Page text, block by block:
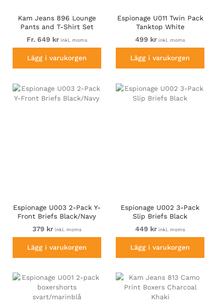
Kam Jeans 896 Lounge
Pants and T-Shirt Set
Navy/Grey
Fr. 649 krinkl. moms
Lägg i varukorgen
Espionage U011 Twin Pack
Tanktop White
499 kr inkl. moms
Lägg i varukorgen
Espionage U003 2-Pack Y-
Front Briefs Black/Navy
379 krinkl. moms
Lägg i varukorgen
Espionage U002 3-Pack
Slip Briefs Black
449 kr inkl. moms
Lägg i varukorgen